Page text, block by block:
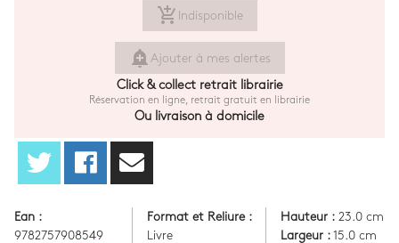
add_shopping_cart Indisponible
add_alert Ajouter à mes alertes
Click & collect retrait librairie
Réservation en ligne, retrait gratuit en librairie
Ou livraison à domicile
Ean :
9782757908549
Format et Reliure :
Livre
Hauteur :23.0 cm
Largeur :15.0 cm